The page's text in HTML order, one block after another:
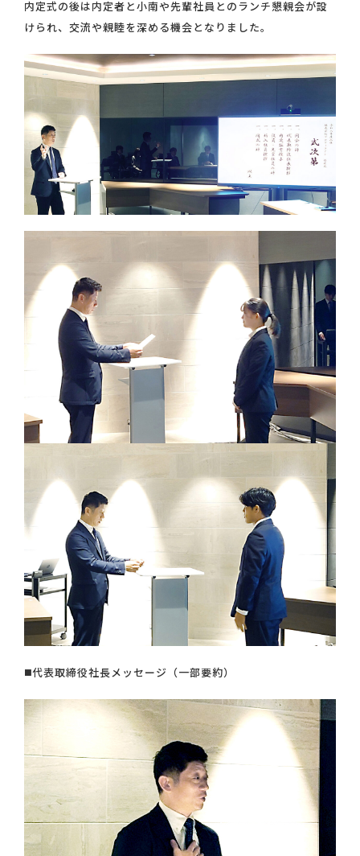
内定式の後は内定者と小南や先輩社員とのランチ懇親会が設
けられ、交流や親睦を深める機会となりました。
◼️代表取締役社長メッセージ（一部要約）